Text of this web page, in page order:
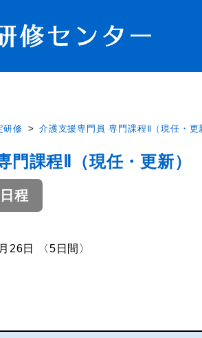
研修 介護支援専門員 専門課程Ⅱ（現任・更
課程Ⅱ（現任・更新）
程
26日 〈5日間〉